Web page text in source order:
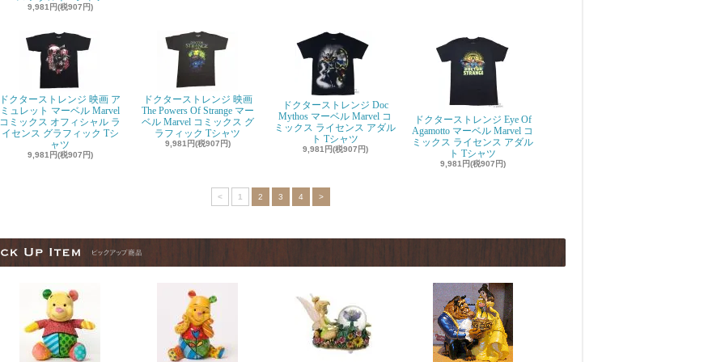
9,981円(税907円)
ドクターストレンジ 映画 ア
ミュレット マーベル Marvel
コミックス オフィシャル ラ
イセンス グラフィック Tシ
ャツ
9,981円(税907円)
ドクターストレンジ 映画
The Powers Of Strange マー
ベル Marvel コミックス グ
ラフィック Tシャツ
9,981円(税907円)
ドクターストレンジ Doc
Mythos マーベル Marvel コ
ミックス ライセンス アダル
ト Tシャツ
9,981円(税907円)
ドクターストレンジ Eye Of
Agamotto マーベル Marvel コ
ミックス ライセンス アダル
ト Tシャツ
9,981円(税907円)
< 1 2 3 4 >